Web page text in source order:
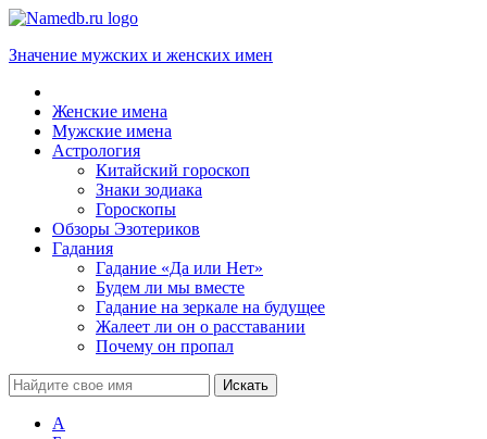
Значение мужских и женских имен
Женские имена
Мужские имена
Астрология
Китайский гороскоп
Знаки зодиака
Гороскопы
Обзоры Эзотериков
Гадания
Гадание «Да или Нет»
Будем ли мы вместе
Гадание на зеркале на будущее
Жалеет ли он о расставании
Почему он пропал
А